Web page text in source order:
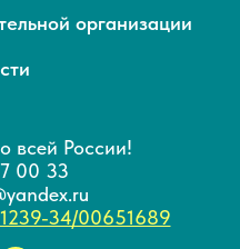
организации
всей России!
00 33
34/00651689